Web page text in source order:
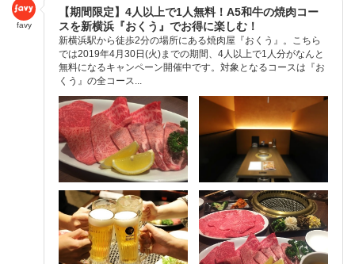
favy
【期間限定】4人以上で1人無料！A5和牛の焼肉コー
スを新横浜『おくう』でお得に楽しむ！
新横浜駅から徒歩2分の場所にある焼肉屋『おくう』。こちら
では2019年4月30日(火)までの期間、4人以上で1人分がなんと
無料になるキャンペーン開催中です。対象となるコースは『お
くう』の全コース...